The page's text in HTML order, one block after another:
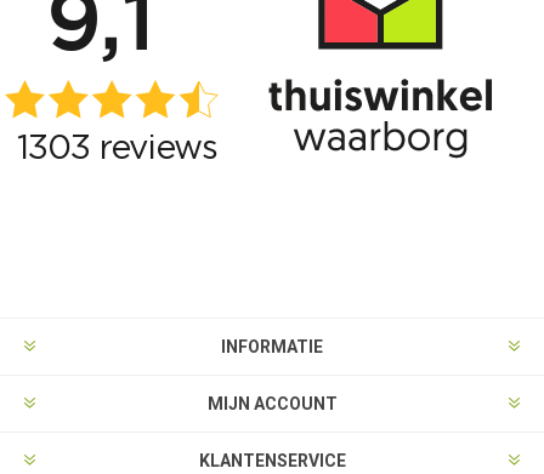
INFORMATIE
MIJN ACCOUNT
KLANTENSERVICE